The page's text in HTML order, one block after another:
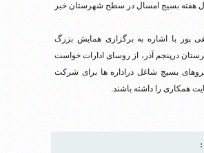
هفته بسیج امسال در سطح شهرستان خبر
پور با اشاره به برگزاری همایش بزرگ
درپنجم آذر، از روسای ادارات خواست
بسیج شاغل دراداره ها برای شرکت
همکاری را داشته باشند.
: